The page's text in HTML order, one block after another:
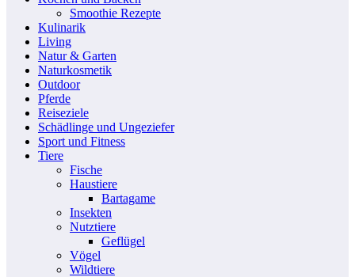
Smoothie Rezepte
Kulinarik
Living
Natur & Garten
Naturkosmetik
Outdoor
Pferde
Reiseziele
Schädlinge und Ungeziefer
Sport und Fitness
Tiere
Fische
Haustiere
Bartagame
Insekten
Nutztiere
Geflügel
Vögel
Wildtiere